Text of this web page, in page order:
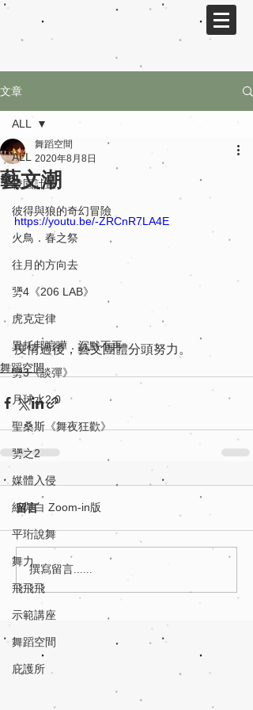
文章
ALL
校園計畫
彼得與狼的奇幻冒險
火鳥．春之祭
往月的方向去
勥4《206 LAB》
虎克定律
異托邦喧嘩．沉默不再
勥3《談彈》
月球水2.0
聖桑斯《舞夜狂歡》
勥之2
媒體入侵
紅與白 Zoom-in版
平珩說舞
舞力
飛飛飛
示範講座
舞蹈空間
庇護所
ALL
藝文潮
舞蹈空間
2020年8月8日
https://youtu.be/-ZRCnR7LA4E
疫情過後，藝文團體分頭努力。
舞蹈空間
留言
撰寫留言......